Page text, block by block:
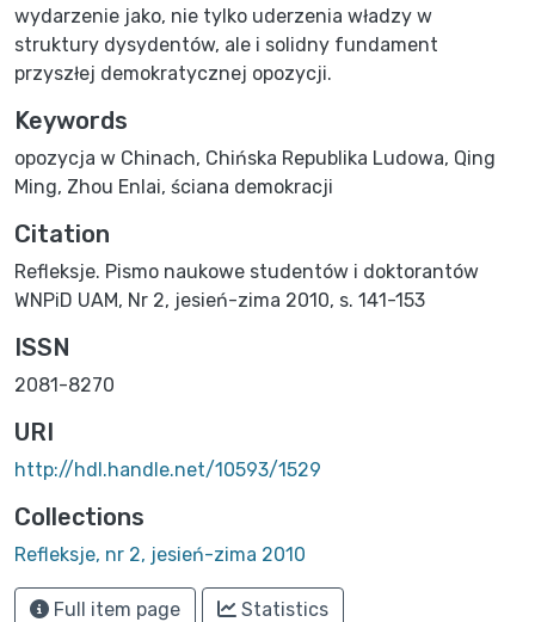
wydarzenie jako, nie tylko uderzenia władzy w
struktury dysydentów, ale i solidny fundament
przyszłej demokratycznej opozycji.
Keywords
opozycja w Chinach, Chińska Republika Ludowa, Qing
Ming, Zhou Enlai, ściana demokracji
Citation
Refleksje. Pismo naukowe studentów i doktorantów
WNPiD UAM, Nr 2, jesień-zima 2010, s. 141-153
ISSN
2081-8270
URI
http://hdl.handle.net/10593/1529
Collections
Refleksje, nr 2, jesień-zima 2010
Full item page Statistics